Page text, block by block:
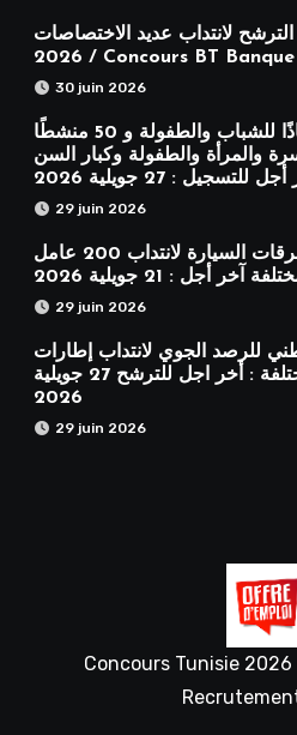
الترشح لانتداب عديد الاختصاصات
2026 / Concours BT
30 juin 2026
مناظرة انتداب 120 أستاذًا للشباب والطفولة و 50 منشطًا
والمرأة والطفولة وكبار السن
للتسجيل : 27 جويلية 2026
29 juin 2026
مناظرة شركة تونس الطرقات السيارة لانتداب 200 عامل
أجل : 21 جويلية 2026
29 juin 2026
للرصد الجوي لانتداب إطارات
وأعوان في اختصاصات مختلفة : أخر اجل للترشح 27 جويلية
2026
29 juin 2026
Concours Tunisie